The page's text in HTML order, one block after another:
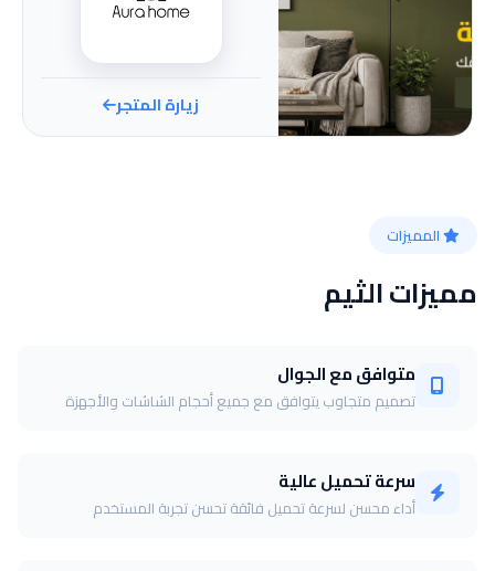
زيارة المتجر
المميزات
مميزات الثيم
متوافق مع الجوال
تصميم متجاوب يتوافق مع جميع أحجام الشاشات والأجهزة
سرعة تحميل عالية
أداء محسن لسرعة تحميل فائقة تحسن تجربة المستخدم